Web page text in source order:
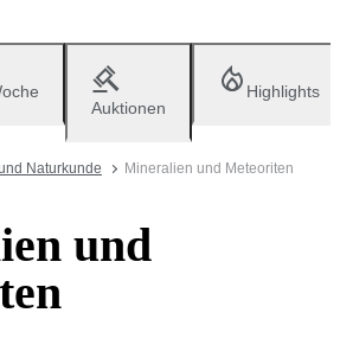
Auktionen
Highlights
Naturkunde Mineralien und Meteoriten
und